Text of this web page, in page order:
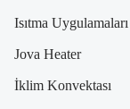
Isıtma Uygulamaları
Jova Heater
İklim Konvektası